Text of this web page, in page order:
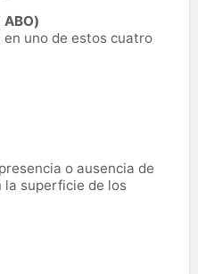
uno de estos cuatro
o ausencia de
superficie de los